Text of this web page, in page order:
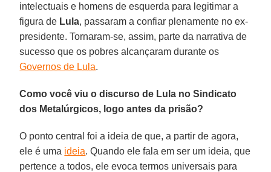
intelectuais e homens de esquerda para legitimar a
figura de Lula, passaram a confiar plenamente no ex-
presidente. Tornaram-se, assim, parte da narrativa de
sucesso que os pobres alcançaram durante os
Governos de Lula.
Como você viu o discurso de Lula no Sindicato
dos Metalúrgicos, logo antes da prisão?
O ponto central foi a ideia de que, a partir de agora,
ele é uma ideia. Quando ele fala em ser um ideia, que
pertence a todos, ele evoca termos universais para